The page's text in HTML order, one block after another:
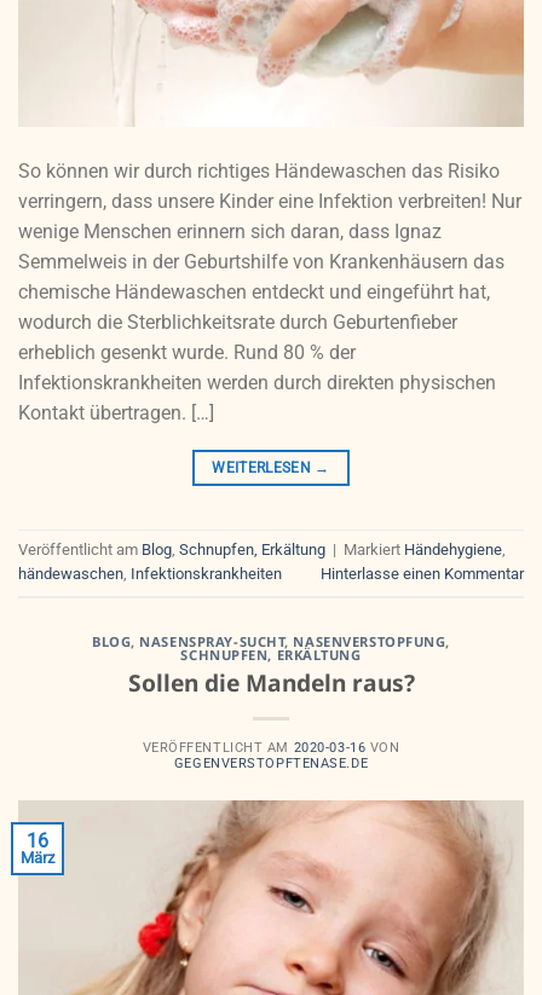
So können wir durch richtiges Händewaschen das Risiko
verringern, dass unsere Kinder eine Infektion verbreiten! Nur
wenige Menschen erinnern sich daran, dass Ignaz
Semmelweis in der Geburtshilfe von Krankenhäusern das
chemische Händewaschen entdeckt und eingeführt hat,
wodurch die Sterblichkeitsrate durch Geburtenfieber
erheblich gesenkt wurde. Rund 80 % der
Infektionskrankheiten werden durch direkten physischen
Kontakt übertragen. […]
WEITERLESEN →
Veröffentlicht am Blog, Schnupfen, Erkältung | Markiert Händehygiene,
händewaschen, Infektionskrankheiten Hinterlasse einen Kommentar
BLOG, NASENSPRAY-SUCHT, NASENVERSTOPFUNG,
SCHNUPFEN, ERKÄLTUNG
Sollen die Mandeln raus?
VERÖFFENTLICHT AM 2020-03-16 VON
GEGENVERSTOPFTENASE.DE
16
März